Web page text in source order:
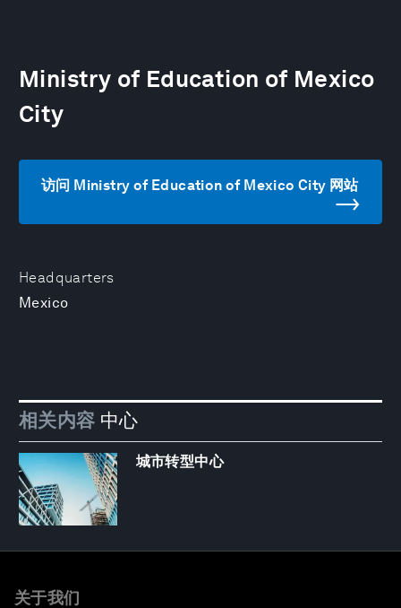
Headquarters
Mexico
Ministry of Education of Mexico
City
访问 Ministry of Education of Mexico City 网站
相关内容 中心
城市转型中心
关于我们